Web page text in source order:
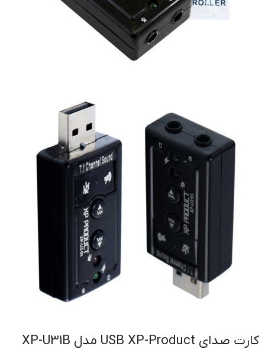
کارت صدای USB XP-Product مدل XP-U31B